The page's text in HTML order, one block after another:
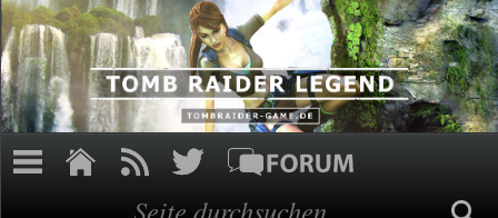
Direkt zum Inhalt
Suche